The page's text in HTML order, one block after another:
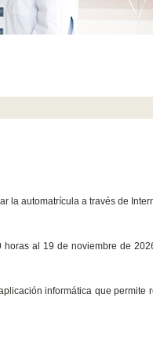
la automatrícula a través de
al 19 de noviembre de
informática que permite